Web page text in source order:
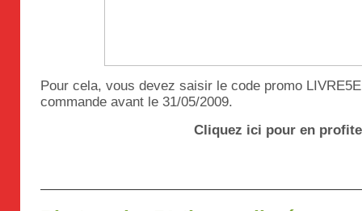
Pour cela, vous devez saisir le code promo
commande avant le 31/05/2009.
Cliquez ici pour en